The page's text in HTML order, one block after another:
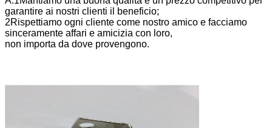
garantire ai nostri clienti il beneficio;
2Rispettiamo ogni cliente come nostro amico e facciamo
sinceramente affari e amicizia con loro,
non importa da dove provengono.